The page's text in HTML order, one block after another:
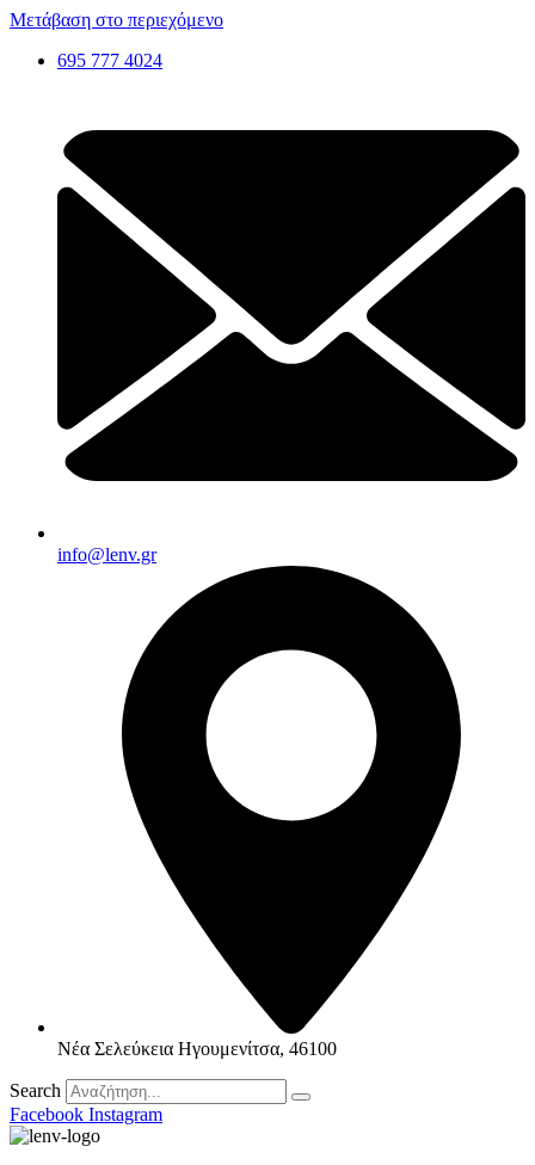
Μετάβαση στο περιεχόμενο
695 777 4024
info@lenv.gr
Νέα Σελεύκεια Ηγουμενίτσα, 46100
Search
Facebook Instagram